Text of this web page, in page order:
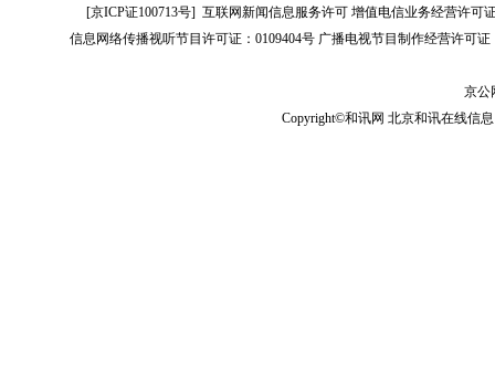
[京ICP证100713号]互联网新闻信息服务许可 增值电信业务经营许可
信息网络传播视听节目许可证：0109404号 广播电视节目制作经营许可证
京公
Copyright©和讯网 北京和讯在线信